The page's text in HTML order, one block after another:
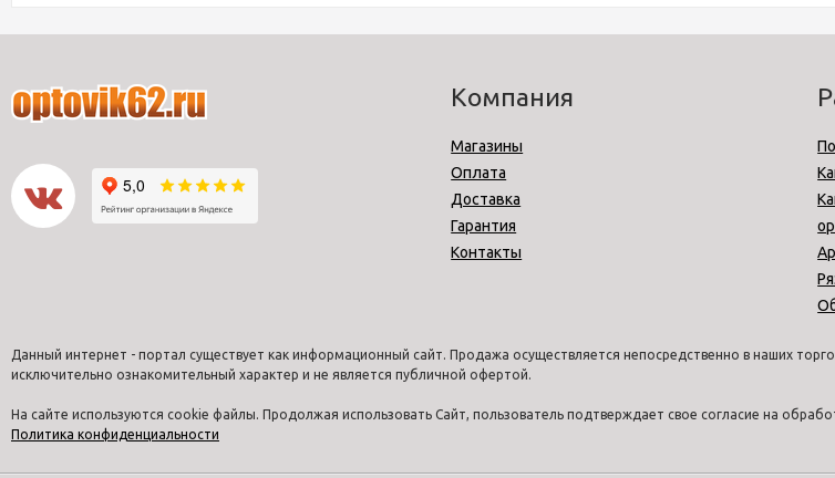
Компания
Магазины
Оплата
Доставка
Гарантия
Контакты
Данный интернет - портал существует как информационный сайт. Продажа осуществляется непосредственно в наших
исключительно ознакомительный характер и не является публичной офертой.
На сайте используются cookie файлы. Продолжая использовать Сайт, пользователь подтверждает свое согласие на
Политика конфиденциальности